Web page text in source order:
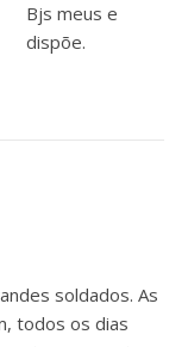
Bjs meus e
dispõe.
soldados. As
todos os dias